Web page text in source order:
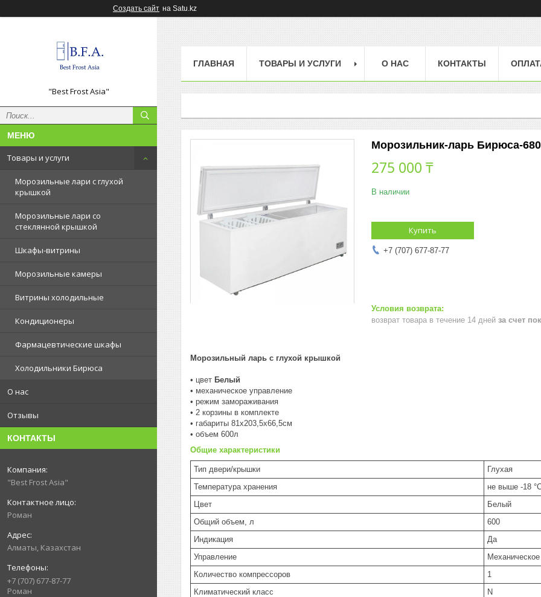
Создать сайт на Satu.kz
"Best Frost Asia"
Товары и услуги
Морозильные лари с глухой
крышкой
Морозильные лари со
стеклянной крышкой
Шкафы-витрины
Морозильные камеры
Витрины холодильные
Кондиционеры
Фармацевтические шкафы
Холодильники Бирюса
О нас
Отзывы
КОНТАКТЫ
"Best Frost Asia"
Роман
Алматы, Казахстан
+7 (707) 677-87-77
Роман
ГЛАВНАЯ ТОВАРЫ И УСЛУГИ О НАС КОНТАКТЫ
Морозильник-ларь Бирюса-
275 000 ₸
В наличии
Купить
+7 (707) 677-87-77
возврат товара в течение 14 дней за счет
Морозильный ларь с глухой крышкой
• цвет Белый
• механическое управление
• режим замораживания
• 2 корзины в комплекте
• габариты 81x203,5x66,5см
• объем 600л
Общие характеристики
Тип двери/крышки
Глухая
Температура хранения
не выше -18
Цвет
Белый
Общий объем, л
600
Индикация
Да
Управление
Механическое
Количество компрессоров
1
Климатический класс
N